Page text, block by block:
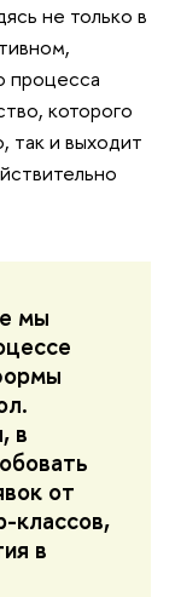
не только в
процесса
которого
так и выходит
мы
в
от
классов,
в